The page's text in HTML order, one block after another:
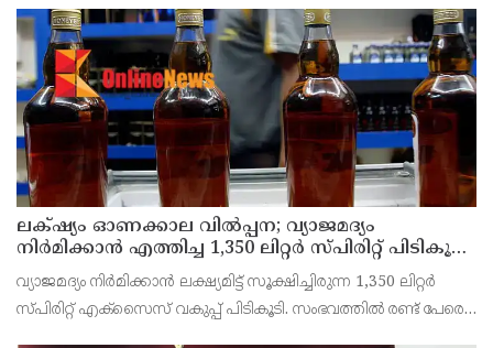
തൊഴിലാളി സംഘടനകളുടെ സംയുക്ത ജില്ലാ സമിതി
തീരുമാനിച്ചു.ഇതിന്റെ ഭാഗമായ
ലക്‌ഷ്യം ഓണക്കാല വിൽപ്പന; വ്യാജമദ്യം
നിർമിക്കാൻ എത്തിച്ച 1,350 ലിറ്റർ സ്പിരിറ്റ് പിടികൂടി;
രണ്ട് പേർ അറസ്റ്റിൽ
വ്യാജമദ്യം നിർമിക്കാൻ ലക്ഷ്യമിട്ട് സൂക്ഷിച്ചിരുന്ന 1,350 ലിറ്റർ
സ്പിരിറ്റ് എക്സൈസ് വകുപ്പ് പിടികൂടി. സംഭവത്തിൽ രണ്ട് പേരെ